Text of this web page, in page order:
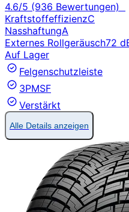
4.6/5 (936 Bewertungen)
KraftstoffeffizienzC
NasshaftungA
Externes Rollgeräusch72
Auf Lager
Felgenschutzleiste
3PMSF
Verstärkt
Alle Details anzeigen